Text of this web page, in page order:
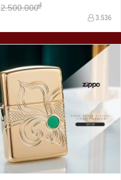
2.500.000đ
3.536